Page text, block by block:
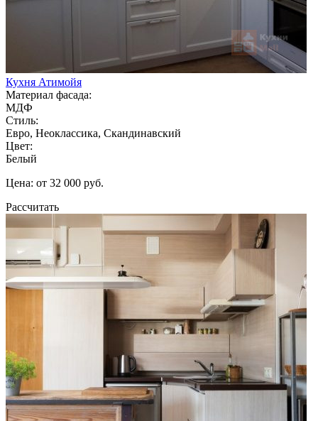
Кухня Атимойя
Материал фасада:
МДФ
Стиль:
Евро, Неоклассика, Скандинавский
Цвет:
Белый
Цена: от 32 000 руб.
Рассчитать